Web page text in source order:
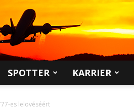
SPOTTER KARRIER
es lelövéséért